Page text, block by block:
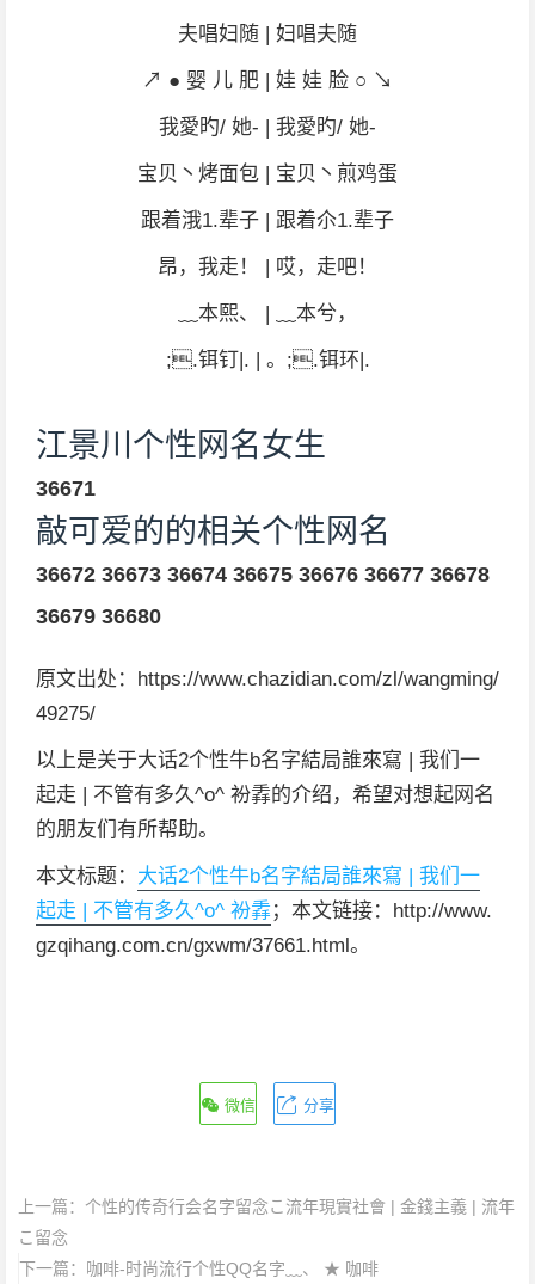
夫唱妇随 | 妇唱夫随
↗ ● 婴 儿 肥 | 娃 娃 脸 ○ ↘
我愛旳/ 她- | 我愛旳/ 她-
宝贝丶烤面包 | 宝贝丶煎鸡蛋
跟着涐1.辈子 | 跟着尒1.辈子
昂，我走！ | 哎，走吧！
﹏本熙、 | ﹏本兮，
;.铒钉|. | 。;.铒环|.
江景川个性网名女生
36671
敲可爱的的相关个性网名
36672 36673 36674 36675 36676 36677 36678
36679 36680
原文出处：https://www.chazidian.com/zl/wangming/
49275/
以上是关于大话2个性牛b名字結局誰來寫 | 我们一
起走 | 不管有多久^o^ 衯掱的介绍，希望对想起网名
的朋友们有所帮助。
本文标题： 大话2个性牛b名字結局誰來寫 | 我们一
起走 | 不管有多久^o^ 衯掱；本文链接：http://www.
gzqihang.com.cn/gxwm/37661.html。
微信 分享
上一篇： 个性的传奇行会名字留念こ流年現實社會 | 金錢主義 | 流年
こ留念
下一篇：
咖啡-时尚流行个性QQ名字﹏、 ★ 咖啡